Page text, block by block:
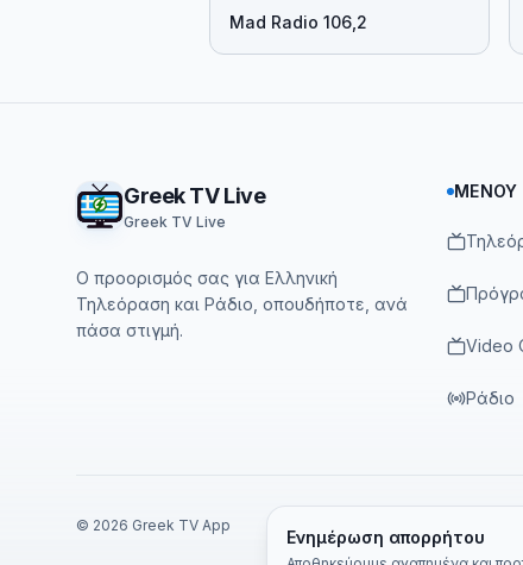
Ενημέρωση απορρήτου
Mad Radio 106,2
Greek TV Live
Greek TV Live
Ο προορισμός σας για Ελληνική
Τηλεόραση και Ράδιο, οπουδήποτε, ανά
πάσα στιγμή.
ΜΕΝΟΎ
Video
Ράδιο
© 2026 Greek TV App